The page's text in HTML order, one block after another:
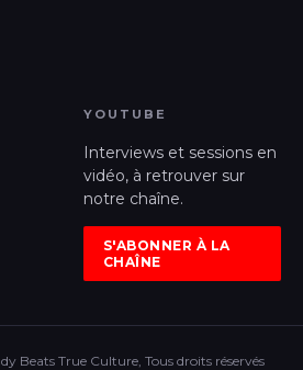
YOUTUBE
Interviews et sessions en
vidéo, à retrouver sur
notre chaîne.
S'ABONNER À LA
CHAÎNE
Beats True Culture, Tous droits réservés